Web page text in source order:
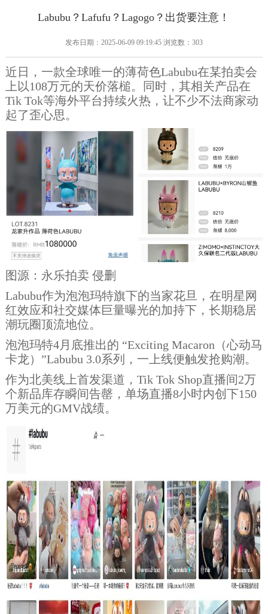
Labubu？Lafufu？Lagogo？出货要注意！
发布日期：2025-06-09 09:19:45 浏览数：303
近日，一款全球唯一的薄荷色Labubu在某拍卖会
上以108万元的天价落槌。同时，其相关产品在
Tik Tok等海外平台持续火热，让不少不法商家动
起了歪心思。
图源：永乐拍卖 侵删
Labubu作为泡泡玛特旗下的当家花旦，在明星网
红效应和社交媒体巨量曝光的加持下，长期稳居
潮玩圈顶流地位。
泡泡玛特4月底推出的 “Exciting Macaron（心动马
卡龙）”Labubu 3.0系列，一上线便触发抢购潮。
作为北美线上首发渠道，Tik Tok Shop直播间2万
个新品库存瞬间告罄，单场直播8小时内创下150
万美元的GMV战绩。